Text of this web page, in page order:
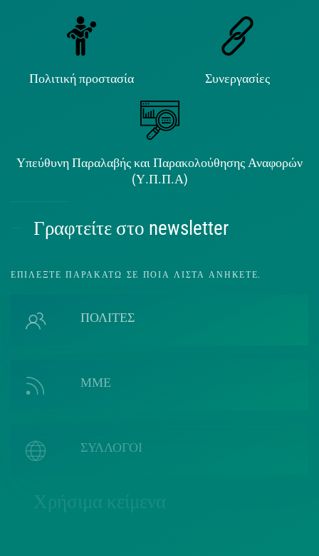
Πολιτική προστασία Συνεργασίες
Υπεύθυνη Παραλαβής και Παρακολούθησης Αναφορών
(Υ.Π.Π.Α)
Γραφτείτε στο newsletter
ΕΠΙΛΈΞΤΕ ΠΑΡΑΚΆΤΩ ΣΕ ΠΟΙΑ ΛΊΣΤΑ ΑΝΉΚΕΤΕ.
ΠΟΛΙΤΕΣ
ΜΜΕ
ΣΥΛΛΟΓΟΙ
Χρήσιμα κείμενα